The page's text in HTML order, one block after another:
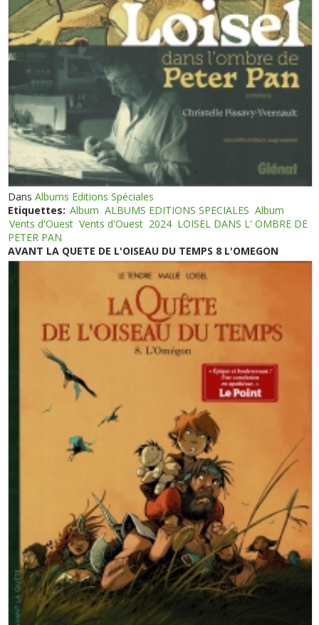
DansAlbums Editions Spéciales
Etiquettes: Album ALBUMS EDITIONS SPECIALES Album
Vents d'Ouest Vents d'Ouest 2024 LOISEL DANS L' OMBRE DE
PETER PAN
AVANT LA QUETE DE L'OISEAU DU TEMPS 8 L'OMEGON